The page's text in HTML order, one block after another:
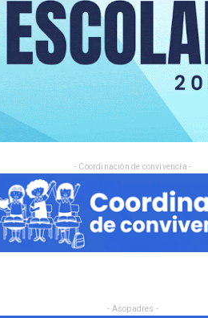
- Coordinación de convivencia -
- Asopadres -